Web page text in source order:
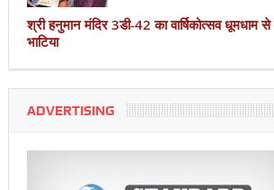
श्री हनुमान मंदिर 3डी-42 का वार्षिकोत्सव धूमधाम
भाटिया
ADVERTISING